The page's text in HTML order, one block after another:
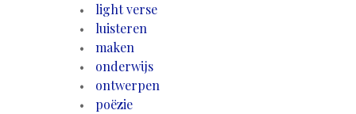
light verse
luisteren
maken
onderwijs
ontwerpen
poëzie